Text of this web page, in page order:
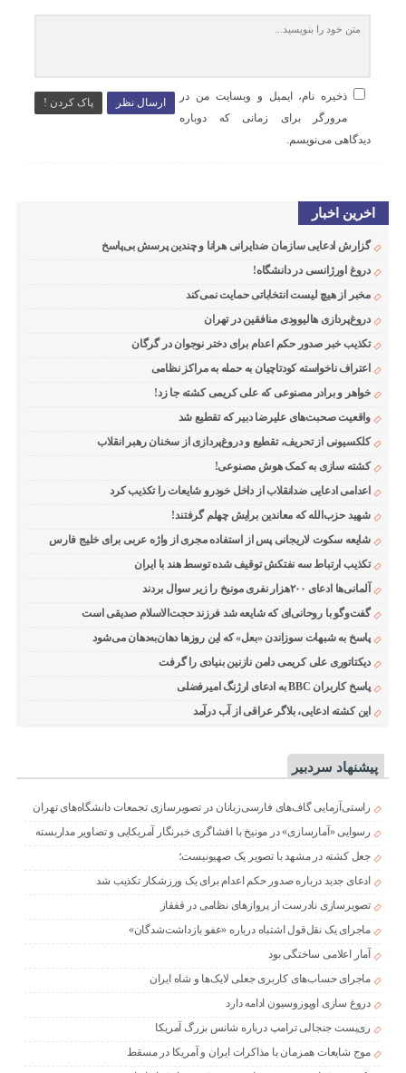
ارسال نظر پاک کردن !
ذخیره نام، ایمیل و وبسایت من در
مرورگر برای زمانی که دوباره
دیدگاهی می‌نویسم.
اخرین اخبار
گزارش ادعایی سازمان ضدایرانی هرانا و چندین پرسش بی‌پاسخ
دروغ اورژانسی در دانشگاه!
مخبر از هیچ لیست انتخاباتی حمایت نمی‌کند
دروغ‌پردازی هالیوودی منافقین در تهران
تکذیب خبر صدور حکم اعدام برای دختر نوجوان در گرگان
اعتراف ناخواسته کودتاچیان به حمله به مراکز نظامی
خواهر و برادر مصنوعی که علی کریمی کشته جا زد!
واقعیت صحبت‌های علیرضا دبیر که تقطیع شد
کلکسیونی از تحریف، تقطیع و دروغ‌پردازی از سخنان رهبر انقلاب
کشته سازی به کمک هوش مصنوعی!
اعدامی ادعایی ضدانقلاب از داخل خودرو شایعات را تکذیب کرد
شهید حزب‌الله که معاندین برایش چهلم گرفتند!
شایعه سکوت لاریجانی پس از استفاده مجری از واژه عربی برای خلیج فارس
تکذیب ارتباط سه نفتکش توقیف شده توسط هند با ایران
آلمانی‌ها ادعای ۲۰۰هزار نفری مونیخ را زیر سوال بردند
گفت‌وگو با روحانی‌ای که شایعه شد فرزند حجت‌الاسلام صدیقی است
پاسخ به شبهات سوزاندن «بعل» که این روزها دهان‌به‌دهان می‌شود
دیکتاتوری علی کریمی دامن نازنین بنیادی را گرفت
پاسخ کاربران BBC به ادعای ارژنگ امیرفضلی
این کشته ادعایی، بلاگر عراقی از آب درآمد
پیشنهاد سردبیر
راستی‌آزمایی گاف‌های فارسی‌زبانان در تصویرسازی تجمعات دانشگاه‌های تهران
رسوایی «آمارسازی» در مونیخ با افشاگری خبرنگار آمریکایی و تصاویر مداربسته
جعل کشته در مشهد با تصویر یک صهیونیست؛
ادعای جدید درباره صدور حکم اعدام برای یک ورزشکار تکذیب شد
تصویرسازی نادرست از پروازهای نظامی در قفقاز
ماجرای یک نقل‌قول اشتباه درباره «عفو بازداشت‌شدگان»
آمار اعلامی ساختگی بود
ماجرای حساب‌های کاربری جعلی لایک‌ها و شاه ایران
دروغ سازی اوپوزوسیون ادامه دارد
ری‌پست جنجالی ترامپ درباره شانس بزرگ آمریکا
موج شایعات همزمان با مذاکرات ایران و آمریکا در مسقط